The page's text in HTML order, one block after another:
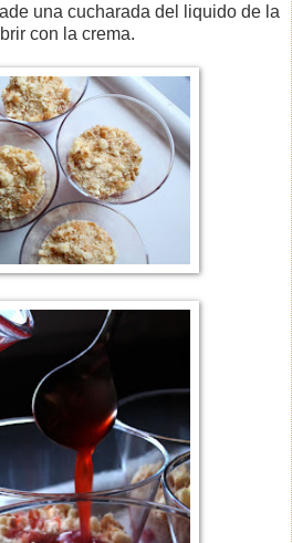
una cucharada del liquido de la
con la crema.